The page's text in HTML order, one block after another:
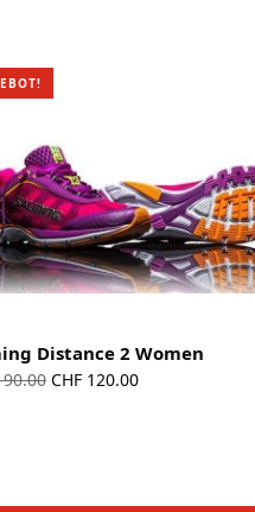
Distance 2 Women
Ursprünglicher
CHF 120.00Aktueller